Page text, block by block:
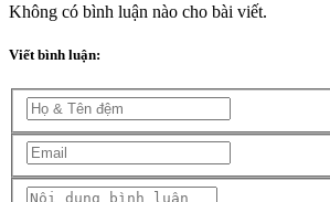
Không có bình luận nào cho bài viết.
Viết bình luận: